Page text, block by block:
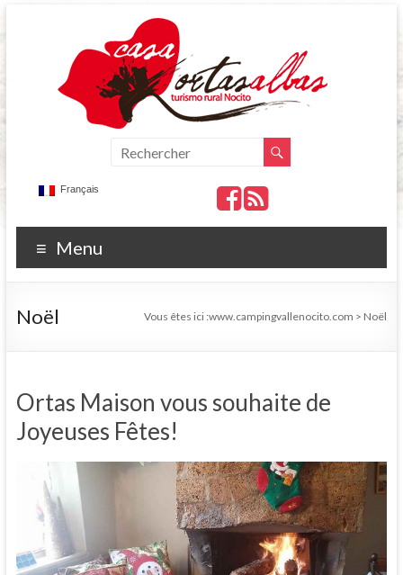
Français
Menu
Noël Vous êtes ici :www.campingvallenocito.com > Noël
Ortas Maison vous souhaite de
Joyeuses Fêtes!